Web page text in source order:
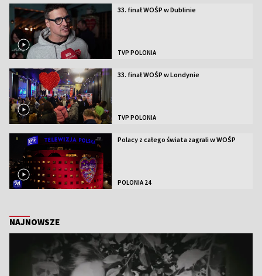
33. finał WOŚP w Dublinie
TVP POLONIA
33. finał WOŚP w Londynie
TVP POLONIA
Polacy z całego świata zagrali w WOŚP
POLONIA 24
NAJNOWSZE